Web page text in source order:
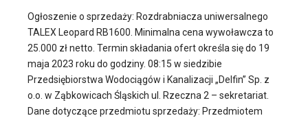
Ogłoszenie o sprzedaży: Rozdrabniacza uniwersalnego
TALEX Leopard RB1600. Minimalna cena wywoławcza to
25.000 zł netto. Termin składania ofert określa się do 19
maja 2023 roku do godziny. 08:15 w siedzibie
Przedsiębiorstwa Wodociągów i Kanalizacji „Delfin” Sp. z
o.o. w Ząbkowicach Śląskich ul. Rzeczna 2 – sekretariat.
Dane dotyczące przedmiotu sprzedaży: Przedmiotem